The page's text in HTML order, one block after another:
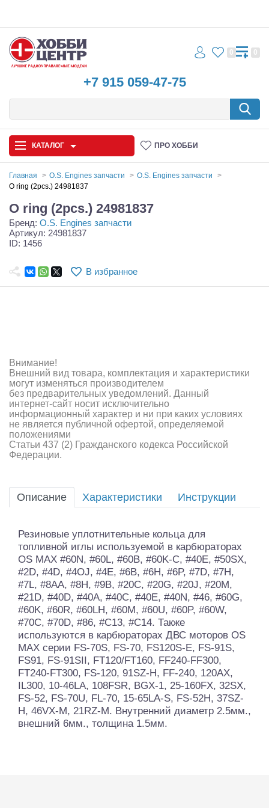
+7 915 059-47-75
0 0
КАТАЛОГ ПРО ХОББИ
Запчасти и аксессуары
Игрушки
Самолеты
Аппаратура и электроника
Аккумуляторы и батарейки
Зарядные устройства и блоки питания
Двигатели
Инструмент,измерительные приборы,расходники
Главная O.S. Engines запчасти
O.S. Engines запчасти
O ring (2pcs.) 24981837
O ring (2pcs.) 24981837
Бренд: O.S. Engines запчасти
Артикул: 24981837
ID: 1456
В избранное
Внимание!
Внешний вид товара, комплектация и характеристики
могут изменяться производителем
без предварительных уведомлений. Данный
интернет-сайт носит исключительно
информационный характер и ни при каких условиях
не является публичной офертой, определяемой
положениями
Статьи 437 (2) Гражданского кодекса Российской
Федерации.
Описание Характеристики Инструкции
Резиновые уплотнительные кольца для
топливной иглы используемой в карбюраторах
OS MAX #60N, #60L, #60B, #60K-C, #40E, #50SX,
#2D, #4D, #4OJ, #4E, #6B, #6H, #6P, #7D, #7H,
#7L, #8AA, #8H, #9B, #20C, #20G, #20J, #20M,
#21D, #40D, #40A, #40C, #40E, #40N, #46, #60G,
#60K, #60R, #60LH, #60M, #60U, #60P, #60W,
#70C, #70D, #86, #C13, #C14. Также
используются в карбюраторах ДВС моторов OS
MAX серии FS-70S, FS-70, FS120S-E, FS-91S,
FS91, FS-91SII, FT120/FT160, FF240-FF300,
FT240-FT300, FS-120, 91SZ-H, FF-240, 120AX,
IL300, 10-46LA, 108FSR, BGX-1, 25-160FX, 32SX,
FS-52, FS-70U, FL-70, 15-65LA-S, FS-52H, 37SZ-
H, 46VX-M, 21RZ-M. Внутренний диаметр 2.5мм.,
внешний 6мм., толщина 1.5мм.